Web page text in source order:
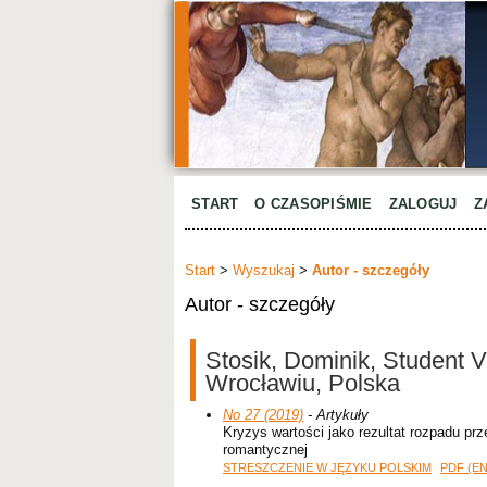
START O CZASOPIŚMIE ZALOGUJ
Start > Wyszukaj > Autor - szczegóły
Autor - szczegóły
Stosik, Dominik, Student
Wrocławiu, Polska
No 27 (2019) - Artykuły
Kryzys wartości jako rezultat rozpadu
romantycznej
STRESZCZENIE W JĘZYKU POLSKIM PDF